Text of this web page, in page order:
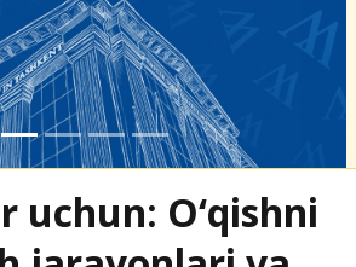
uchun: O‘qishni